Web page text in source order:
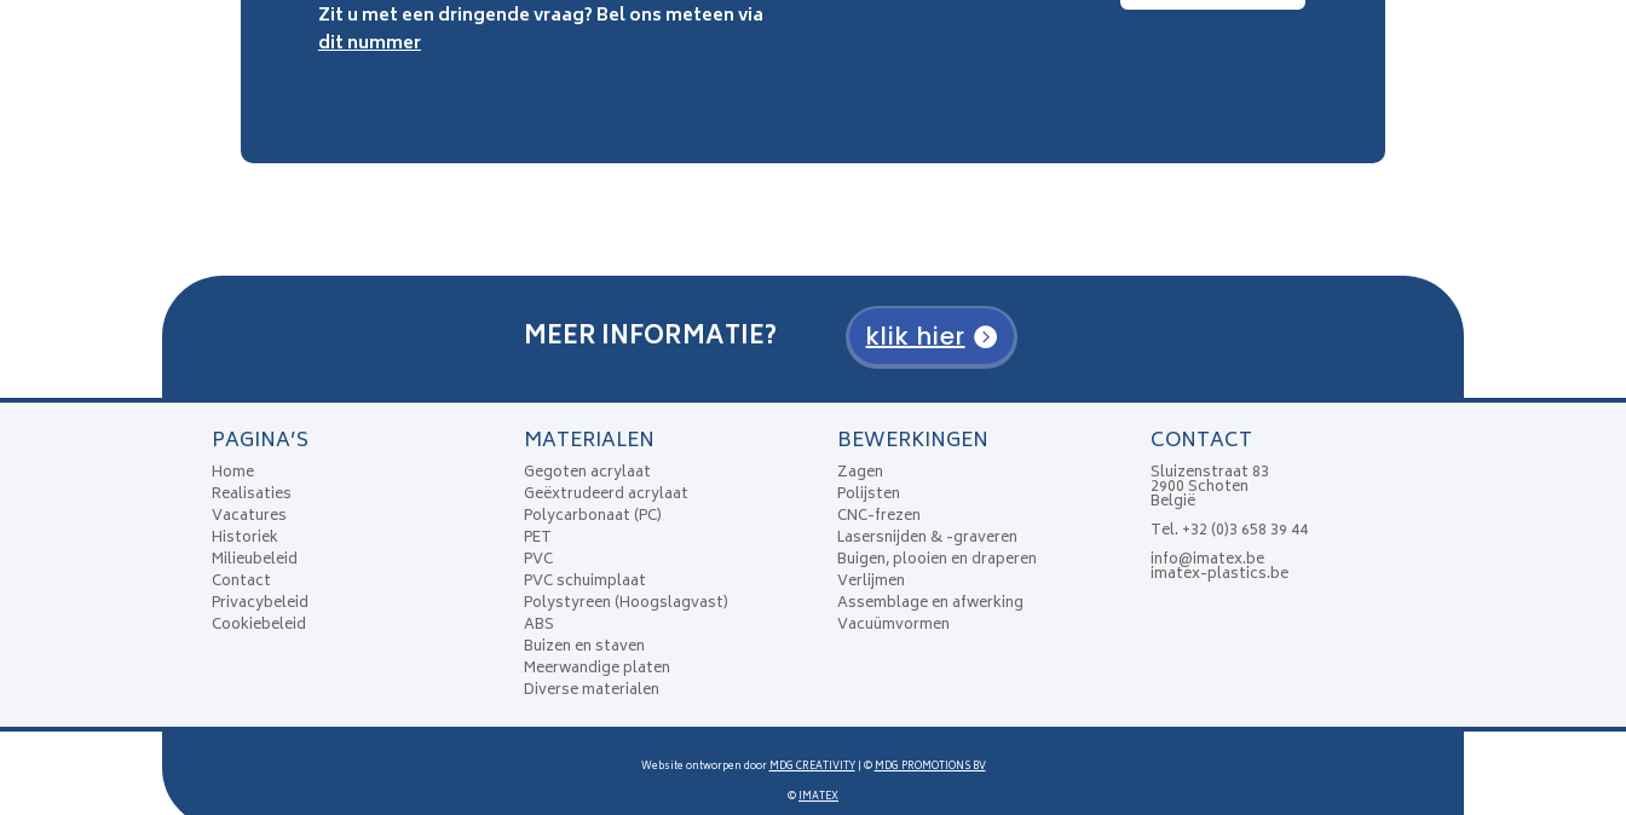
Zit u met een dringende vraag? Bel ons meteen via
dit nummer
MEER INFORMATIE? klik hier
PAGINA’S
Home
Realisaties
Vacatures
Historiek
Milieubeleid
Contact
Privacybeleid
Cookiebeleid
MATERIALEN
Gegoten acrylaat
Geëxtrudeerd acrylaat
Polycarbonaat (PC)
PET
PVC
PVC schuimplaat
Polystyreen (Hoogslagvast)
ABS
Buizen en staven
Meerwandige platen
Diverse materialen
BEWERKINGEN
Zagen
Polijsten
CNC-frezen
Lasersnijden & -graveren
Buigen, plooien en draperen
Verlijmen
Assemblage en afwerking
Vacuümvormen
CONTACT
Sluizenstraat 83
2900 Schoten
België
Tel. +32 (0)3 658 39 44
info@imatex.be
imatex-plastics.be
Website ontworpen doorMDG CREATIVITY| ©MDG PROMOTIONS BV
©IMATEX